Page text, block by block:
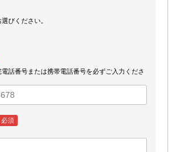
びください。
話番号または携帯電話番号を必ずご入力くださ
必須